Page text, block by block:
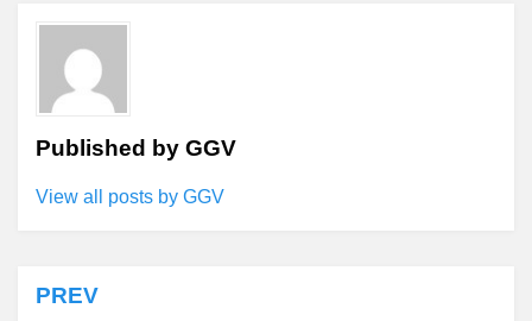
Published by GGV
View all posts by GGV
Navegação
PREV